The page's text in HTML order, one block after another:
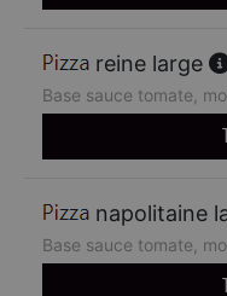
reine large
Base sauce tomate,
napolitaine
Base sauce tomate,